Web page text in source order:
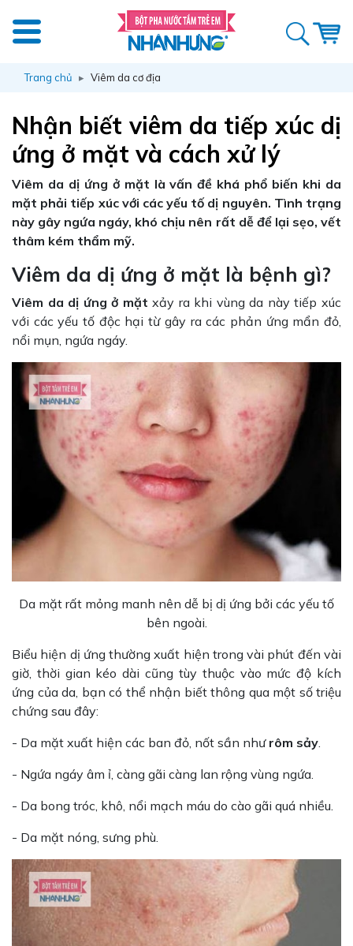
Trang chủ Viêm da cơ địa
Nhận biết viêm da tiếp xúc dị
ứng ở mặt và cách xử lý
Viêm da dị ứng ở mặt là vấn đề khá phổ biến khi da
mặt phải tiếp xúc với các yếu tố dị nguyên. Tình trạng
này gây ngứa ngáy, khó chịu nên rất dễ để lại sẹo, vết
thâm kém thẩm mỹ.
Viêm da dị ứng ở mặt là bệnh gì?
Viêm da dị ứng ở mặt xảy ra khi vùng da này tiếp xúc
với các yếu tố độc hại từ gây ra các phản ứng mẩn đỏ,
nổi mụn, ngứa ngáy.
Da mặt rất mỏng manh nên dễ bị dị ứng bởi các yếu tố
bên ngoài.
Biểu hiện dị ứng thường xuất hiện trong vài phút đến vài
giờ, thời gian kéo dài cũng tùy thuộc vào mức độ kích
ứng của da, bạn có thể nhận biết thông qua một số triệu
chứng sau đây:
- Da mặt xuất hiện các ban đỏ, nốt sần như rôm sảy.
- Ngứa ngáy âm ỉ, càng gãi càng lan rộng vùng ngứa.
- Da bong tróc, khô, nổi mạch máu do cào gãi quá nhiều.
- Da mặt nóng, sưng phù.